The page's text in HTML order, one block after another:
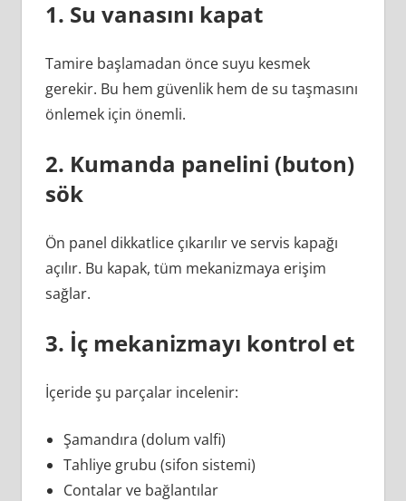
kapsamında
destek
almak
oldukça
1. Su vanasını kapat
Tamire başlamadan önce suyu kesmek
gerekir. Bu hem güvenlik hem de su taşmasını
önlemek için önemli.
2. Kumanda panelini (buton)
sök
Ön panel dikkatlice çıkarılır ve servis kapağı
açılır. Bu kapak, tüm mekanizmaya erişim
sağlar.
3. İç mekanizmayı kontrol et
İçeride şu parçalar incelenir:
Şamandıra (dolum valfi)
Tahliye grubu (sifon sistemi)
Contalar ve bağlantılar